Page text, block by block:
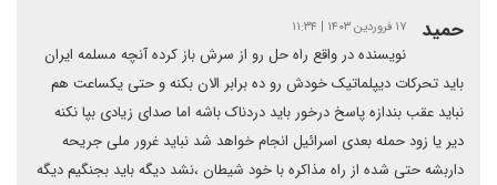
حمید ۱۷ فروردین ۱۴۰۳ | ۱۱:۳۴
نویسنده در واقع راه حل رو از سرش باز کرده آنچه مسلمه ایران
باید تحرکات دیپلماتیک خودش رو ده برابر الان بکنه و حتی یکساعت هم
نباید عقب بندازه پاسخ درخور باید دردناک باشه اما صدای زیادی بپا نکنه
دیر یا زود حمله بعدی اسرائیل انجام خواهد شد نباید غرور ملی جریحه
داربشه حتی شده از راه مذاکره با خود شیطان ،نشد دیگه باید بجنگیم دیگه